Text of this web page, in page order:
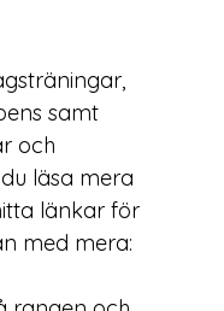
samt
och
läsa mera
länkar för